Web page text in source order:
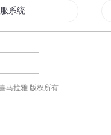
系统
马拉雅 版权所有